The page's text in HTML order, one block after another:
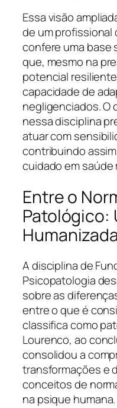
Essa visão
de um profissional
confere uma base
que, mesmo na
potencial
capacidade de
negligenciados. O
nessa disciplina
atuar com
contribuindo
cuidado em saúde
Entre o
Patológico:
A disciplina de
Psicopatologia
sobre as
entre o que é
classifica como
Lourenco, ao
consolidou a
transformações e
conceitos de
na psique humana.